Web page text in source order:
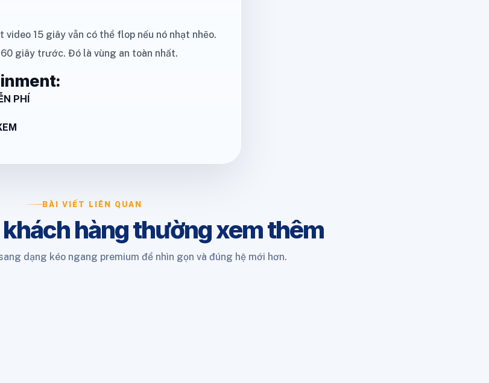
15 giây vẫn có thể flop nếu nó nhạt nhẽo.
giây trước. Đó là vùng an toàn nhất.
PHÍ
BÀI VIẾT LIÊN QUAN
hàng thường xem thêm
dạng kéo ngang premium để nhìn gọn và đúng hệ mới hơn.